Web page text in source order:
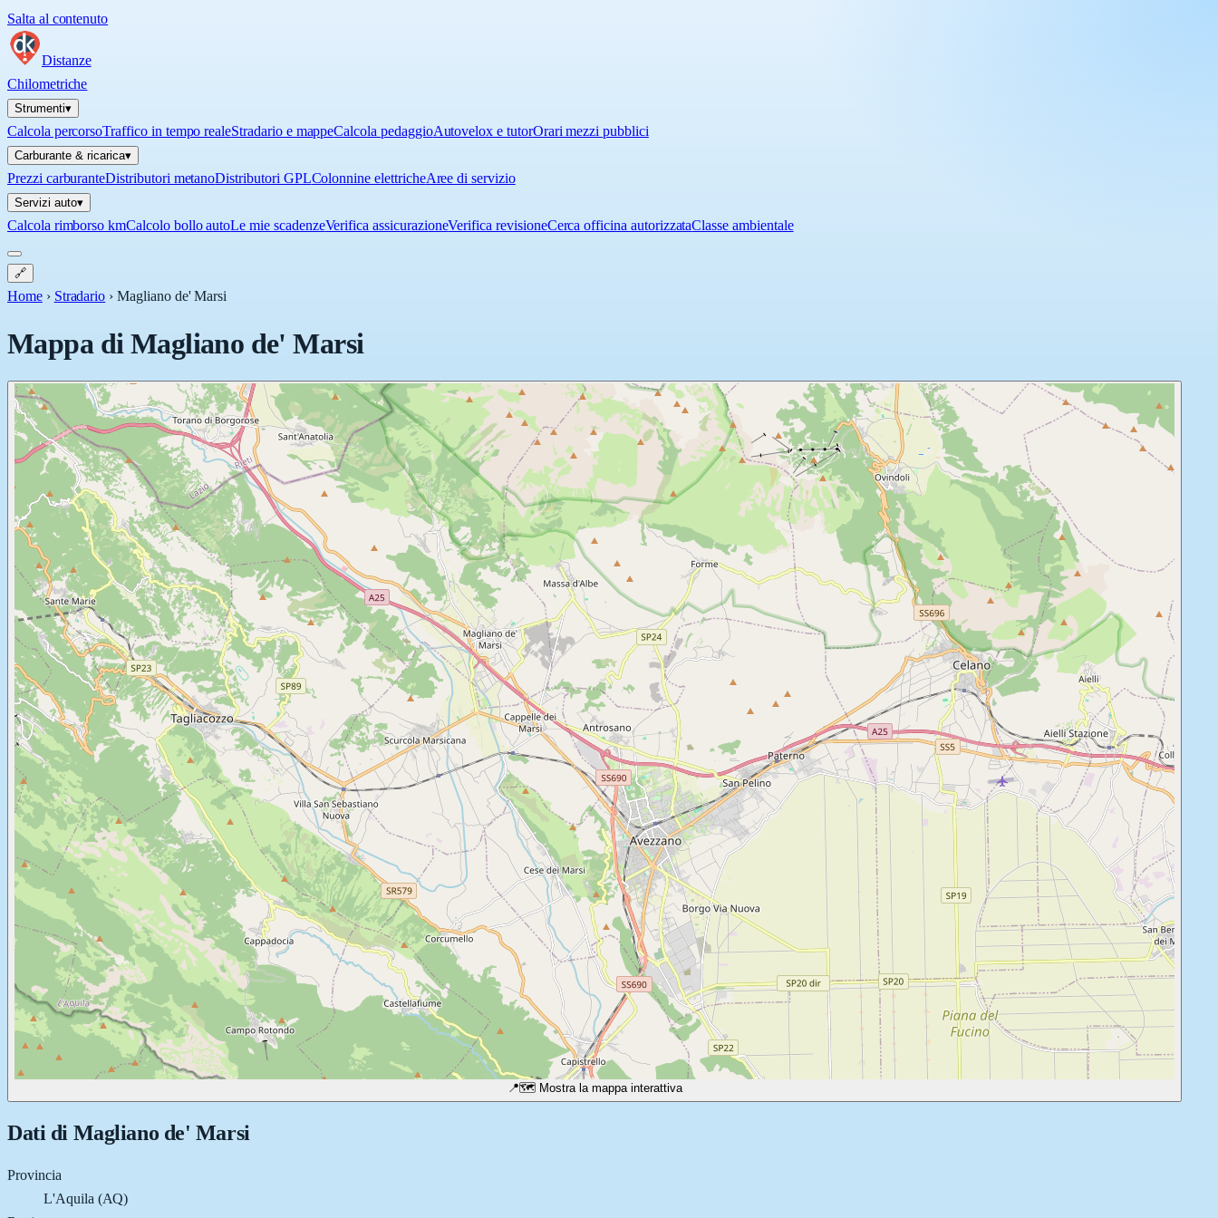
Salta al contenuto
Distanze
Chilometriche
Strumenti▾
Calcola percorsoTraffico in tempo realeStradario e mappeCalcola pedaggioAutovelox e tutorOrari mezzi pubblici
Carburante & ricarica▾
Prezzi carburanteDistributori metanoDistributori GPLColonnine elettricheAree di servizio
Servizi auto▾
Calcola rimborso kmCalcolo bollo autoLe mie scadenzeVerifica assicurazioneVerifica revisioneCerca officina autorizzataClasse ambientale
🔗
Home › Stradario ›Magliano de' Marsi
Mappa diMagliano de' Marsi
📍🗺️ Mostra la mappa interattiva
Dati di Magliano de' Marsi
Provincia
L'Aquila (AQ)